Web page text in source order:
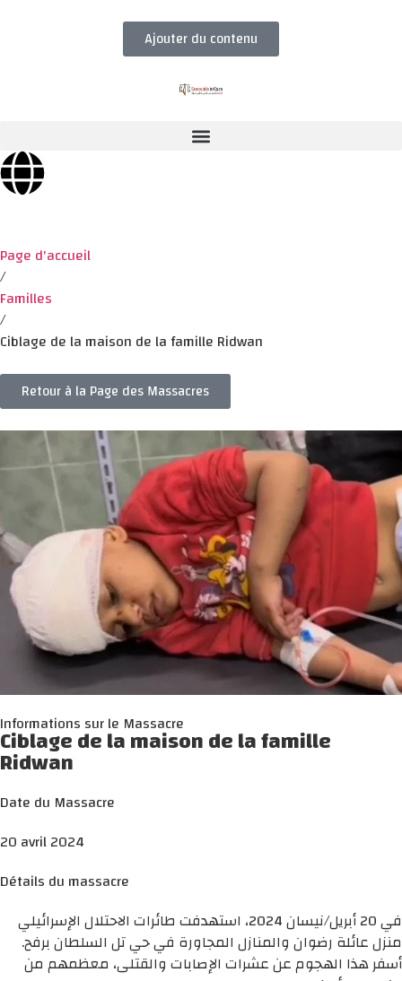
Ajouter du contenu
Page d'accueil
/
Familles
/
Ciblage de la maison de la famille Ridwan
Retour à la Page des Massacres
Informations sur le Massacre
Ciblage de la maison de la famille
Ridwan
Date du Massacre
20 avril 2024
Détails du massacre
في 20 أبريل/نيسان 2024، استهدفت طائرات الاحتلال الإسرائيلي
منزل عائلة رضوان والمنازل المجاورة في حي تل السلطان برفح.
أسفر هذا الهجوم عن عشرات الإصابات والقتلى، معظمهم من